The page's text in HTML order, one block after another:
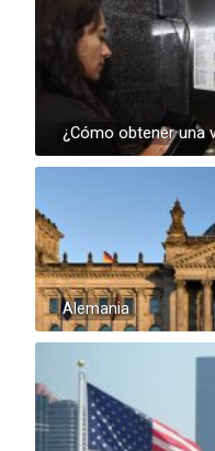
¿Cómo obtener una
Alemania